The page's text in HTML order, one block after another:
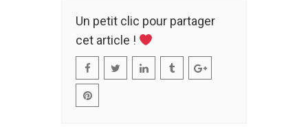
Un petit clic pour partager
cet article !